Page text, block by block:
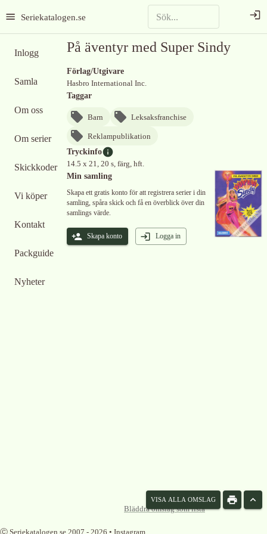
Seriekatalogen.se
Inlogg
Samla
Om oss
Om serier
Skickkoder
Vi köper
Kontakt
Packguide
Nyheter
På äventyr med Super Sindy
Förlag/Utgivare
Hasbro International Inc.
Taggar
Barn Leksaksfranchise
Reklampublikation
Tryckinfo
14.5 x 21, 20 s, färg, hft.
Min samling
Skapa ett gratis konto för att registrera serier i din
samling, spåra skick och få en överblick över din
samlings värde.
Skapa konto Logga in
VISA ALLA OMSLAG
Bläddra omslag som lista
Ⓒ Seriekatalogen.se 2007 - 2026 • Instagram